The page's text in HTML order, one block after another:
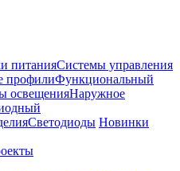
питанияСистемы управления
профилиФункциональный
освещенияНаружное
Светодиоды Новинки